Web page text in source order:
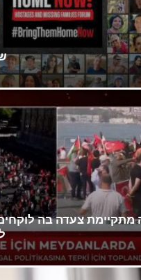
מתקיימת צעדה בה